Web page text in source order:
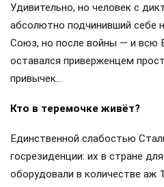
Удивительно, но человек с
абсолютно подчинивший себе
Союз, но после войны — и всю
оставался приверженцем
привычек…
Кто в теремочке живёт?
Единственной слабостью
госрезиденции: их в стране
оборудовали в количестве аж